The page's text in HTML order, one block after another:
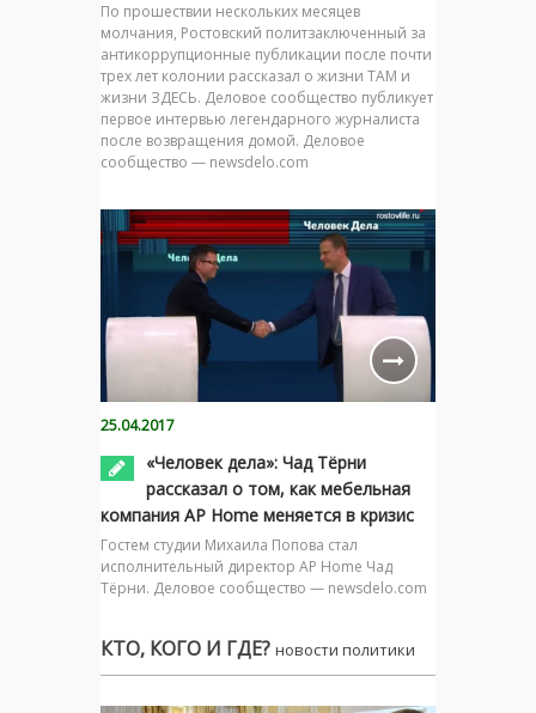
По прошествии нескольких месяцев
молчания, Ростовский политзаключенный за
антикоррупционные публикации после почти
трех лет колонии рассказал о жизни ТАМ и
жизни ЗДЕСЬ. Деловое сообщество публикует
первое интервью легендарного журналиста
после возвращения домой. Деловое
сообщество — newsdelo.com
25.04.2017
«Человек дела»: Чад Тёрни
рассказал о том, как мебельная
компания AP Home меняется в кризис
Гостем студии Михаила Попова стал
исполнительный директор AP Home Чад
Тёрни. Деловое сообщество — newsdelo.com
КТО, КОГО И ГДЕ? новости политики